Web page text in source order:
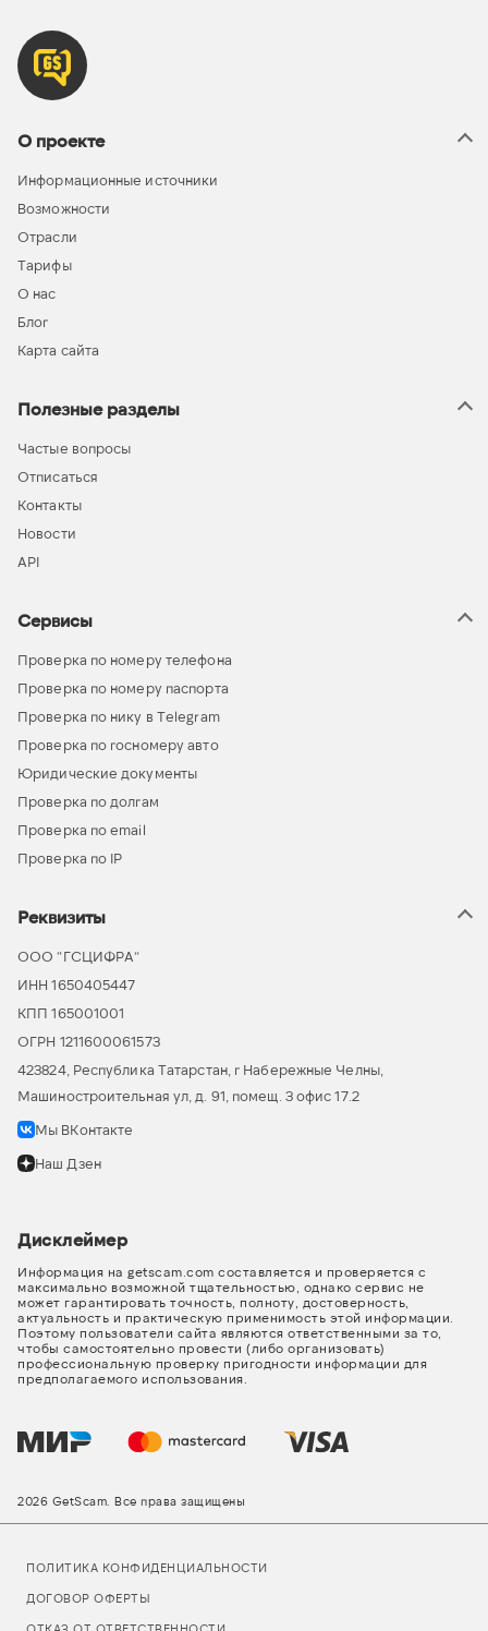
О проекте
Информационные источники
Возможности
Отрасли
Тарифы
О нас
Блог
Карта сайта
Полезные разделы
Частые вопросы
Отписаться
Контакты
Новости
API
Сервисы
Проверка по номеру телефона
Проверка по номеру паспорта
Проверка по нику в Telegram
Проверка по госномеру авто
Юридические документы
Проверка по долгам
Проверка по email
Проверка по IP
Реквизиты
ООО “ГСЦИФРА”
ИНН 1650405447
КПП 165001001
ОГРН 1211600061573
423824, Республика Татарстан, г Набережные Челны,
Машиностроительная ул, д. 91, помещ. 3 офис 17.2
Мы ВКонтакте
Наш Дзен
Дисклеймер
Информация на getscam.com составляется и проверяется с
максимально возможной тщательностью, однако сервис не
может гарантировать точность, полноту, достоверность,
актуальность и практическую применимость этой информации.
Поэтому пользователи сайта являются ответственными за то,
чтобы самостоятельно провести (либо организовать)
профессиональную проверку пригодности информации для
предполагаемого использования.
2026 GetScam. Все права защищены
ПОЛИТИКА КОНФИДЕНЦИАЛЬНОСТИ
ДОГОВОР ОФЕРТЫ